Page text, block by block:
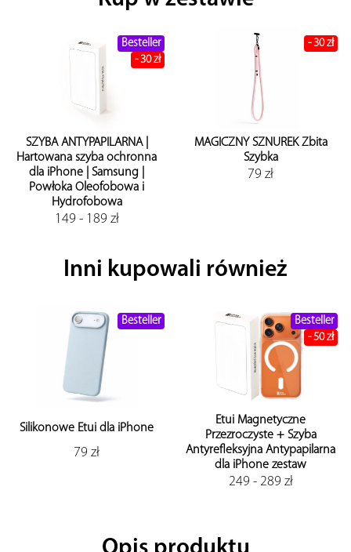
Besteller
ANTYPAPILARNA |
szyba ochronna
iPhone | Samsung |
Oleofobowa i
Hydrofobowa
149 - 189 zł
MAGICZNY SZNUREK Zbita
Inni kupowali również
Besteller
Etui dla iPhone
Besteller
- 50 zł
Etui Magnetyczne
Przezroczyste + Szyba
Antyrefleksyjna Antypapilarna
dla iPhone zestaw
249 - 289 zł
GALU